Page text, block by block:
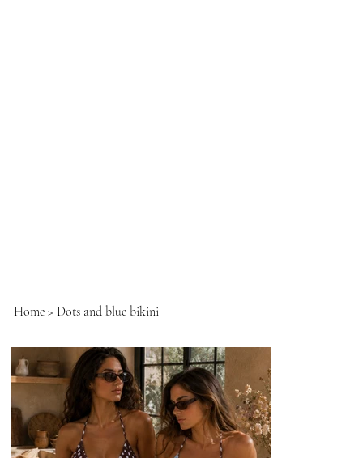
Home > Dots and blue bikini